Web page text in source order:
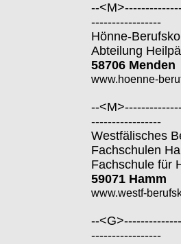
--
-----------------
Hönne-
Abteilung
58706 Menden
www.hoenne-
--
-----------------
Westfälisches
Fachschulen
Fachschule für
59071 Hamm
www.westf-
--
-----------------